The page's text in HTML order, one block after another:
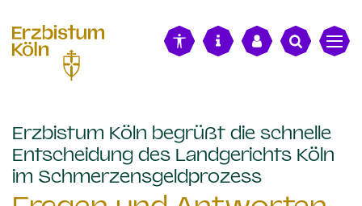
Erzbistum Köln begrüßt die schnelle
Entscheidung des Landgerichts Köln
im Schmerzensgeldprozess: